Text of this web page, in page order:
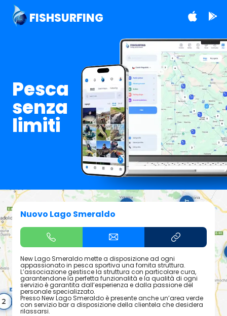
FISHSURFING
Pesca
senza
limiti
Nuovo Lago Smeraldo
New Lago Smeraldo mette a disposizione ad ogni
appassionato in pesca sportiva una fornita struttura.
L’associazione gestisce la struttura con particolare cura,
garantendone la perfetta funzionalità e la qualità di ogni
servizio è garantita dall’esperienza e dalla passione del
personale specializzato.
Presso New Lago Smeraldo è presente anche un’area verde
con servizio bar a disposizione della clientela che desidera
rilassarsi.